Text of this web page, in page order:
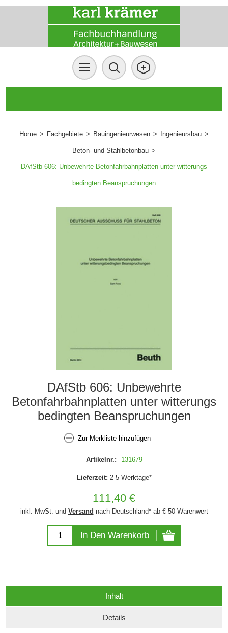
Home > Fachgebiete > Bauingenieurwesen > Ingenieursbau >
Beton- und Stahlbetonbau >
DAfStb 606: Unbewehrte Betonfahrbahnplatten unter witterungs
bedingten Beanspruchungen
DAfStb 606: Unbewehrte
Betonfahrbahnplatten unter witterungs
bedingten Beanspruchungen
Zur Merkliste hinzufügen
Artikelnr.: 131679
Lieferzeit: 2-5 Werktage*
111,40 €
inkl. MwSt. und Versand nach Deutschland* ab € 50 Warenwert
In Den Warenkorb
Inhalt
Details